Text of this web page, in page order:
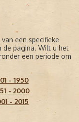
een specifieke
de pagina. Wilt u het
een periode om
- 1950
- 2000
- 2015